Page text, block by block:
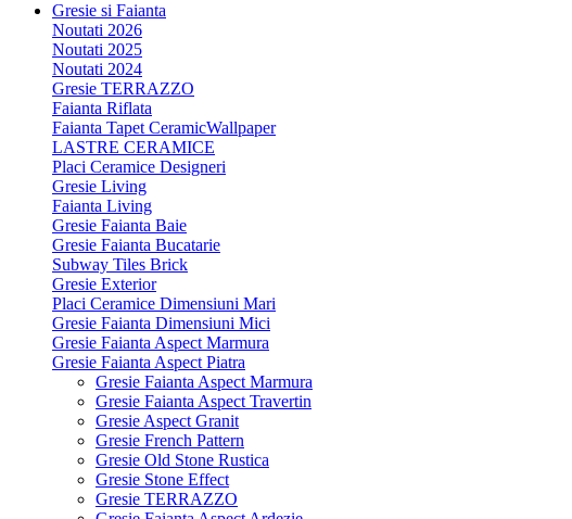
Gresie si Faianta
Noutati 2026
Noutati 2025
Noutati 2024
Gresie TERRAZZO
Faianta Riflata
Faianta Tapet CeramicWallpaper
LASTRE CERAMICE
Placi Ceramice Designeri
Gresie Living
Faianta Living
Gresie Faianta Baie
Gresie Faianta Bucatarie
Subway Tiles Brick
Gresie Exterior
Placi Ceramice Dimensiuni Mari
Gresie Faianta Dimensiuni Mici
Gresie Faianta Aspect Marmura
Gresie Faianta Aspect Piatra
Gresie Faianta Aspect Marmura
Gresie Faianta Aspect Travertin
Gresie Aspect Granit
Gresie French Pattern
Gresie Old Stone Rustica
Gresie Stone Effect
Gresie TERRAZZO